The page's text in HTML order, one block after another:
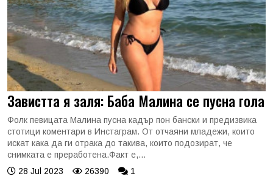
Завистта я заля: Баба Малина се пусна гола
Фолк певицата Малина пусна кадър пон бански и предизвика
стотици коментари в Инстаграм. От отчаяни младежи, които
искат кака да ги отрака до такива, които подозират, че
снимката е преработена.Факт е,...
28 Jul 2023
26390 1